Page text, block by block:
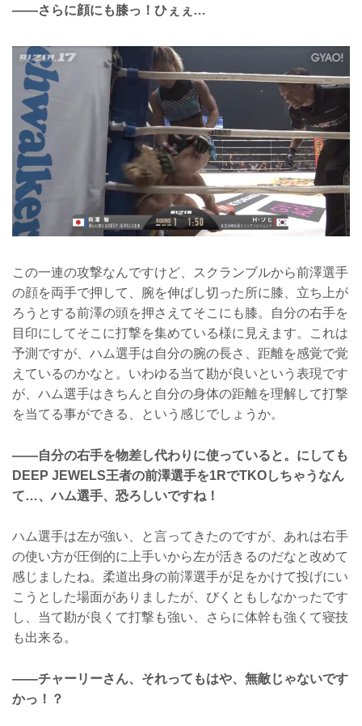
――さらに顔にも膝っ！ひぇぇ…
この一連の攻撃なんですけど、スクランブルから前澤選手
の顔を両手で押して、腕を伸ばし切った所に膝、立ち上が
ろうとする前澤の頭を押さえてそこにも膝。自分の右手を
目印にしてそこに打撃を集めている様に見えます。これは
予測ですが、ハム選手は自分の腕の長さ、距離を感覚で覚
えているのかなと。いわゆる当て勘が良いという表現です
が、ハム選手はきちんと自分の身体の距離を理解して打撃
を当てる事ができる、という感じでしょうか。
――自分の右手を物差し代わりに使っていると。にしても
DEEP JEWELS王者の前澤選手を1RでTKOしちゃうなん
て…、ハム選手、恐ろしいですね！
ハム選手は左が強い、と言ってきたのですが、あれは右手
の使い方が圧倒的に上手いから左が活きるのだなと改めて
感じましたね。柔道出身の前澤選手が足をかけて投げにい
こうとした場面がありましたが、びくともしなかったです
し、当て勘が良くて打撃も強い、さらに体幹も強くて寝技
も出来る。
――チャーリーさん、それってもはや、無敵じゃないです
かっ！？